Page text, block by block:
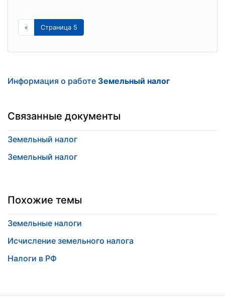
« Страница 5
Информация о работе Земельный налог
Связанные документы
Земельный налог
Земельный налог
Похожие темы
Земельные налоги
Исчисление земельного налога
Налоги в РФ